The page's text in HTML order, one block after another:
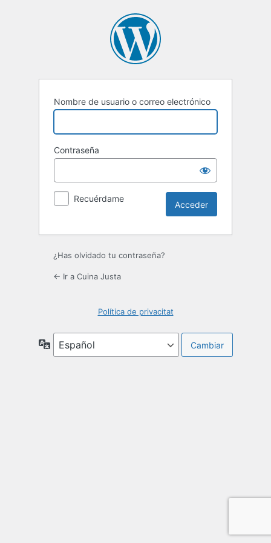
Nombre de usuario o correo electrónico
Contraseña
Recuérdame
¿Has olvidado tu contraseña?
← Ir a Cuina Justa
Política de privacitat
Idioma